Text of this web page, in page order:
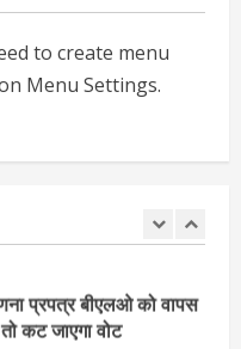
to create menu
Menu Settings.
नंद लाल का निधन
नियम का बारीकी से किया
कार्रवाई